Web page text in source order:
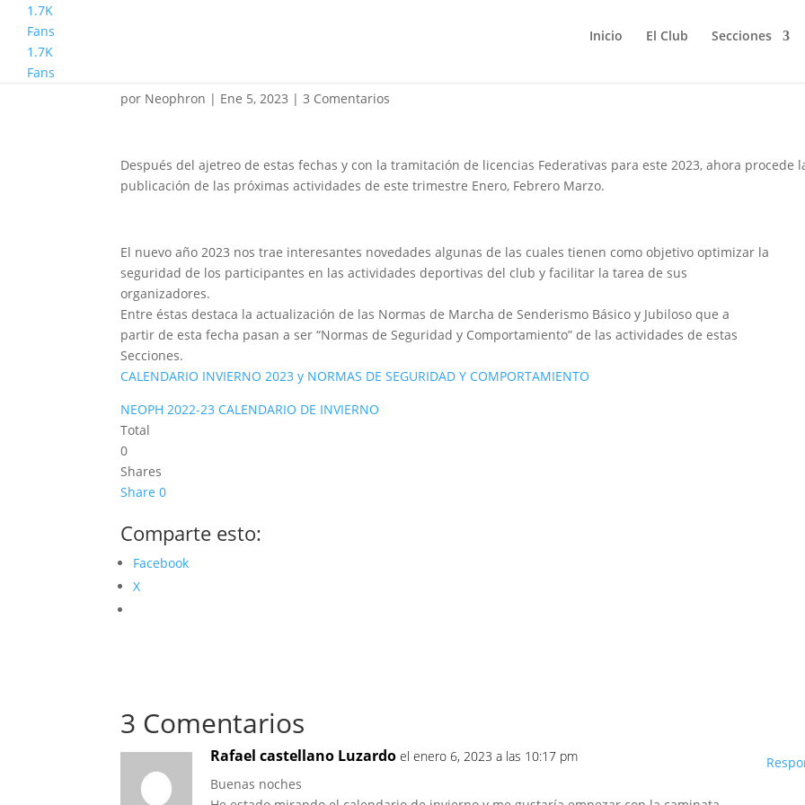
Inicio El Club Secciones
1.7K
Fans
1.7K
Fans
por Neophron | Ene 5, 2023 |3 Comentarios
Después del ajetreo de estas fechas y con la tramitación de licencias Federativas para este 2023, ahora procede
publicación de las próximas actividades de este trimestre Enero, Febrero Marzo.
El nuevo año 2023 nos trae interesantes novedades algunas de las cuales tienen como objetivo optimizar la
seguridad de los participantes en las actividades deportivas del club y facilitar la tarea de sus
organizadores.
Entre éstas destaca la actualización de las Normas de Marcha de Senderismo Básico y Jubiloso que a
partir de esta fecha pasan a ser “Normas de Seguridad y Comportamiento” de las actividades de estas
Secciones.
CALENDARIO INVIERNO 2023 y NORMAS DE SEGURIDAD Y COMPORTAMIENTO
NEOPH 2022-23 CALENDARIO DE INVIERNO
Total
0
Shares
Share 0
Comparte esto:
Facebook
X
3 Comentarios
Rafael castellano Luzardo el enero 6, 2023 a las 10:17 pm
Buenas noches